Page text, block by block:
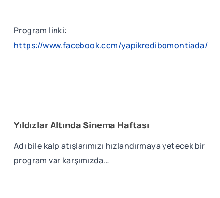
Program linki:
https://www.facebook.com/yapikredibomontiada/
Yıldızlar Altında Sinema Haftası
Adı bile kalp atışlarımızı hızlandırmaya yetecek bir
program var karşımızda…